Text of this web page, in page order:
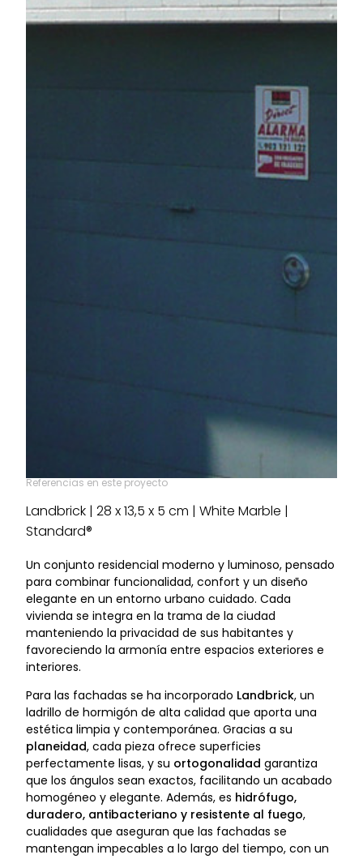
Referencias en este proyecto
Landbrick | 28 x 13,5 x 5 cm | White Marble |
Standard®
Un conjunto residencial moderno y luminoso, pensado
para combinar funcionalidad, confort y un diseño
elegante en un entorno urbano cuidado. Cada
vivienda se integra en la trama de la ciudad
manteniendo la privacidad de sus habitantes y
favoreciendo la armonía entre espacios exteriores e
interiores.
Para las fachadas se ha incorporado Landbrick, un
ladrillo de hormigón de alta calidad que aporta una
estética limpia y contemporánea. Gracias a su
planeidad, cada pieza ofrece superficies
perfectamente lisas, y su ortogonalidad garantiza
que los ángulos sean exactos, facilitando un acabado
homogéneo y elegante. Además, es hidrófugo,
duradero, antibacteriano y resistente al fuego,
cualidades que aseguran que las fachadas se
mantengan impecables a lo largo del tiempo, con un